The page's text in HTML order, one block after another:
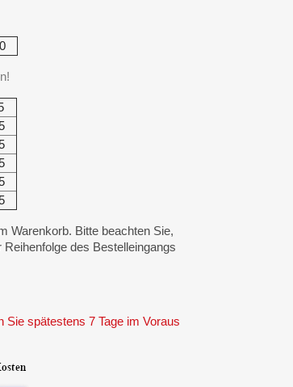
Warenkorb. Bitte beachten Sie,
des Bestelleingangs
Sie spätestens 7 Tage im Voraus